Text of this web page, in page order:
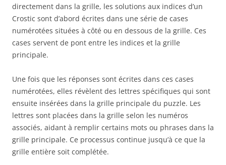
directement dans la grille, les solutions aux indices d’un
Crostic sont d’abord écrites dans une série de cases
numérotées situées à côté ou en dessous de la grille. Ces
cases servent de pont entre les indices et la grille
principale.
Une fois que les réponses sont écrites dans ces cases
numérotées, elles révèlent des lettres spécifiques qui sont
ensuite insérées dans la grille principale du puzzle. Les
lettres sont placées dans la grille selon les numéros
associés, aidant à remplir certains mots ou phrases dans la
grille principale. Ce processus continue jusqu’à ce que la
grille entière soit complétée.